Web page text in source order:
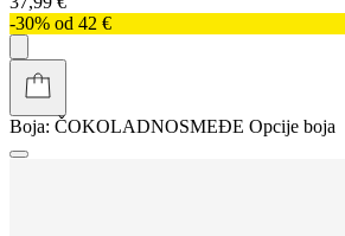
-30% od 42 €
Boja: ČOKOLADNOSMEĐE Opcije boja